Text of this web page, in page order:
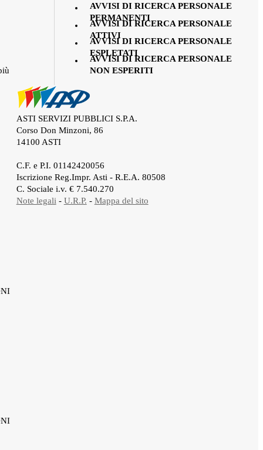
AVVISI DI RICERCA PERSONALE
PERMANENTI
AVVISI DI RICERCA PERSONALE
ATTIVI
AVVISI DI RICERCA PERSONALE
ESPLETATI
AVVISI DI RICERCA PERSONALE
NON ESPERITI
ASTI SERVIZI PUBBLICI S.P.A.
Corso Don Minzoni, 86
14100 ASTI
C.F. e P.I. 01142420056
Iscrizione Reg.Impr. Asti - R.E.A. 80508
C. Sociale i.v. € 7.540.270
Note legali - U.R.P. - Mappa del sito